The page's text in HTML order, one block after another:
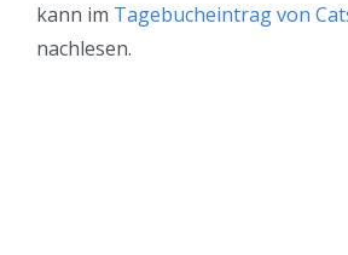
kann im Tagebucheintrag von
nachlesen.